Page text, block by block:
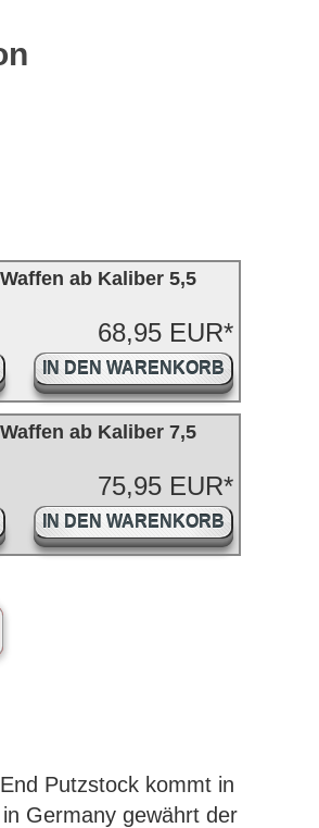
ab Kaliber 5,5
68,95 EUR*
IN DEN WARENKORB
ab Kaliber 7,5
75,95 EUR*
IN DEN WARENKORB
Putzstock kommt in
Germany gewährt der